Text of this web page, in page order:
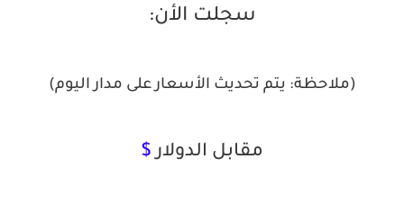
سجلت الأن:
(ملاحظة: يتم تحديث الأسعار على مدار اليوم)
مقابل الدولار$